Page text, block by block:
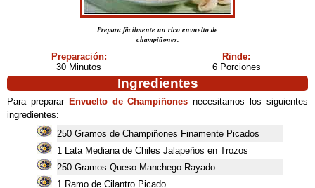
Prepara fácilmente un rico envuelto de
champiñones.
Preparación:
30 Minutos
Rinde:
6 Porciones
Ingredientes
Para preparar Envuelto de Champiñones necesitamos los siguientes
ingredientes:
250 Gramos de Champiñones Finamente Picados
1 Lata Mediana de Chiles Jalapeños en Trozos
250 Gramos Queso Manchego Rayado
1 Ramo de Cilantro Picado